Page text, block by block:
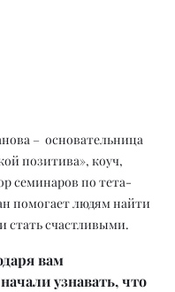
–  основательница
позитива», коуч,
семинаров по тета-
помогает людям найти
стать счастливыми.
вам
узнавать, что